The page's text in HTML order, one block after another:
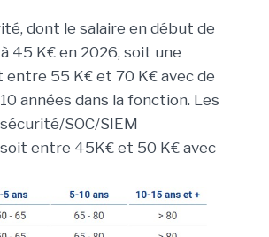
dont le salaire en début de
45 K€ en 2026, soit une
entre 55 K€ et 70 K€ avec de
années dans la fonction. Les
SOC/SIEM
entre 45K€ et 50 K€ avec